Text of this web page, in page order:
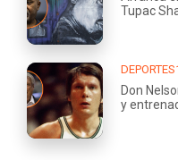
Tupac
Don
y